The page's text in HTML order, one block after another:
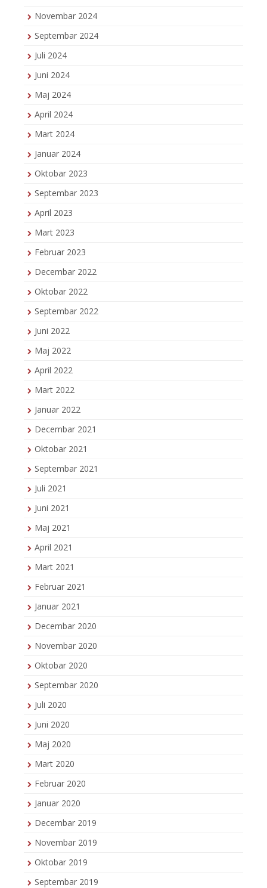
Novembar 2024
Septembar 2024
Juli 2024
Juni 2024
Maj 2024
April 2024
Mart 2024
Januar 2024
Oktobar 2023
Septembar 2023
April 2023
Mart 2023
Februar 2023
Decembar 2022
Oktobar 2022
Septembar 2022
Juni 2022
Maj 2022
April 2022
Mart 2022
Januar 2022
Decembar 2021
Oktobar 2021
Septembar 2021
Juli 2021
Juni 2021
Maj 2021
April 2021
Mart 2021
Februar 2021
Januar 2021
Decembar 2020
Novembar 2020
Oktobar 2020
Septembar 2020
Juli 2020
Juni 2020
Maj 2020
Mart 2020
Februar 2020
Januar 2020
Decembar 2019
Novembar 2019
Oktobar 2019
Septembar 2019